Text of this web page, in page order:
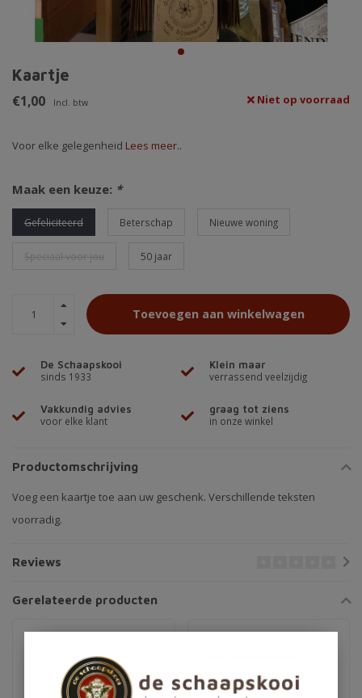
Kaartje
€1,00 Incl. btw Niet op voorraad
Voor elke gelegenheid Lees meer..
Maak een keuze: *
Gefeliciteerd Beterschap Nieuwe woning
Speciaal voor jou 50 jaar
Toevoegen aan winkelwagen
De Schaapskooi
sinds 1933
Klein maar
verrassend veelzijdig
Vakkundig advies
voor elke klant
graag tot ziens
in onze winkel
Productomschrijving
Voeg een kaartje toe aan uw geschenk. Verschillende teksten
voorradig.
Reviews
Gerelateerde producten